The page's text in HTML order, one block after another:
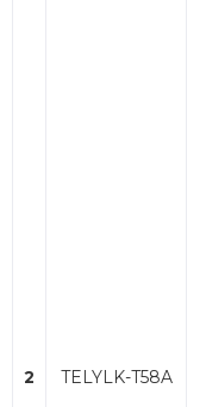
2 TELYLK-T58A